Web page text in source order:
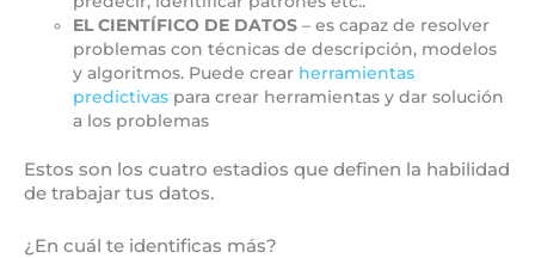
EL CIENTÍFICO DE DATOS – es capaz de resolver
problemas con técnicas de descripción, modelos
y algoritmos. Puede crear herramientas
predictivas para crear herramientas y dar solución
a los problemas
Estos son los cuatro estadios que definen la habilidad
de trabajar tus datos.
¿En cuál te identificas más?